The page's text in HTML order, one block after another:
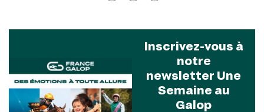
Inscrivez-vous à
notre
newsletter Une
Semaine au
Galop